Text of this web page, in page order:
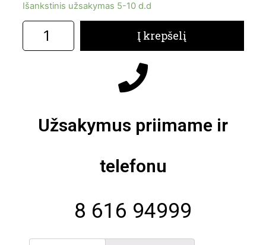
Išankstinis užsakymas 5-10 d.d
Į krepšelį
Užsakymus priimame ir
telefonu
8 616 94999